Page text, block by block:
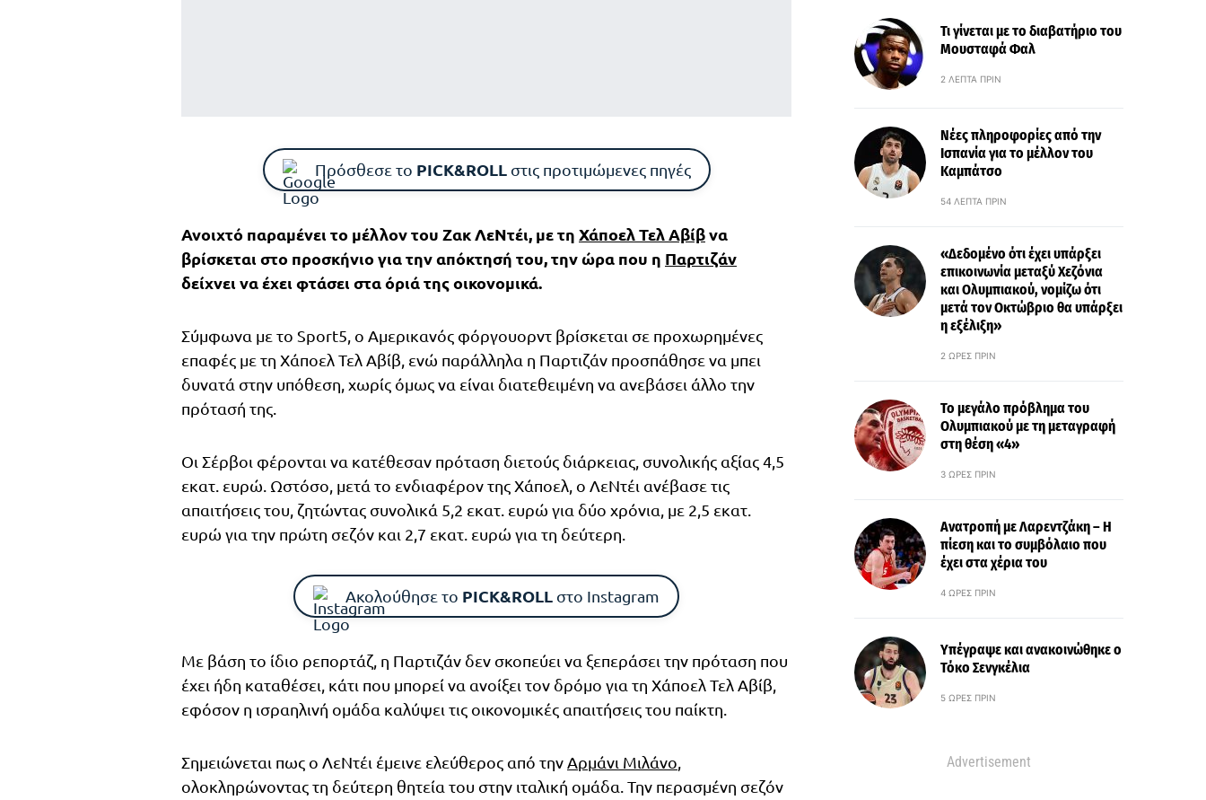
Πρόσθεσε το PICK&ROLLστις προτιμώμενες πηγές
Ανοιχτό παραμένει το μέλλον του Ζακ ΛεΝτέι, με τη Χάποελ Τελ Αβίβνα
βρίσκεται στο προσκήνιο για την απόκτησή του, την ώρα που η Παρτιζάν
δείχνει να έχει φτάσει στα όριά της οικονομικά.
Σύμφωνα με το Sport5, ο Αμερικανός φόργουορντ βρίσκεται σε προχωρημένες
επαφές με τη Χάποελ Τελ Αβίβ, ενώ παράλληλα η Παρτιζάν προσπάθησε να μπει
δυνατά στην υπόθεση, χωρίς όμως να είναι διατεθειμένη να ανεβάσει άλλο την
πρότασή της.
Οι Σέρβοι φέρονται να κατέθεσαν πρόταση διετούς διάρκειας, συνολικής αξίας 4,5
εκατ. ευρώ. Ωστόσο, μετά το ενδιαφέρον της Χάποελ, ο ΛεΝτέι ανέβασε τις
απαιτήσεις του, ζητώντας συνολικά 5,2 εκατ. ευρώ για δύο χρόνια, με 2,5 εκατ.
ευρώ για την πρώτη σεζόν και 2,7 εκατ. ευρώ για τη δεύτερη.
Ακολούθησε το PICK&ROLL στο Instagram
Με βάση το ίδιο ρεπορτάζ, η Παρτιζάν δεν σκοπεύει να ξεπεράσει την πρόταση που
έχει ήδη καταθέσει, κάτι που μπορεί να ανοίξει τον δρόμο για τη Χάποελ Τελ Αβίβ,
εφόσον η ισραηλινή ομάδα καλύψει τις οικονομικές απαιτήσεις του παίκτη.
Σημειώνεται πως ο ΛεΝτέι έμεινε ελεύθερος από τηνΑρμάνι Μιλάνο,
ολοκληρώνοντας τη δεύτερη θητεία του στην ιταλική ομάδα. Την περασμένη σεζόν
Τι γίνεται με το διαβατήριο του
Μουσταφά Φαλ
2 ΛΕΠΤΆ ΠΡΙΝ
Νέες πληροφορίες από την
Ισπανία για το μέλλον του
Καμπάτσο
54 ΛΕΠΤΆ ΠΡΙΝ
«Δεδομένο ότι έχει υπάρξει
επικοινωνία μεταξύ Χεζόνια
και Ολυμπιακού, νομίζω ότι
μετά τον Οκτώβριο θα υπάρξει
η εξέλιξη»
2 ΏΡΕΣ ΠΡΙΝ
Το μεγάλο πρόβλημα του
Ολυμπιακού με τη μεταγραφή
στη θέση «4»
3 ΏΡΕΣ ΠΡΙΝ
Ανατροπή με Λαρεντζάκη – Η
πίεση και το συμβόλαιο που
έχει στα χέρια του
4 ΏΡΕΣ ΠΡΙΝ
Υπέγραψε και ανακοινώθηκε ο
Τόκο Σενγκέλια
5 ΏΡΕΣ ΠΡΙΝ
Advertisement